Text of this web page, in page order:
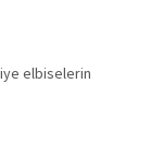
elbiselerin